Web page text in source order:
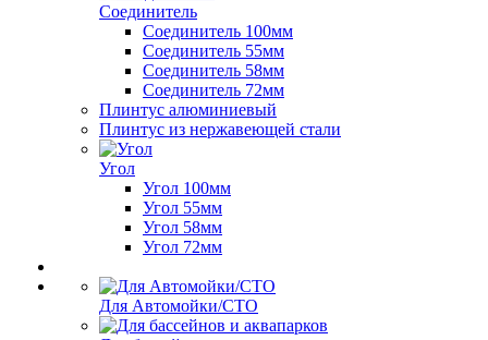
Соединитель
Соединитель 100мм
Соединитель 55мм
Соединитель 58мм
Соединитель 72мм
Плинтус алюминиевый
Плинтус из нержавеющей стали
Угол
Угол 100мм
Угол 55мм
Угол 58мм
Угол 72мм
Для Автомойки/СТО